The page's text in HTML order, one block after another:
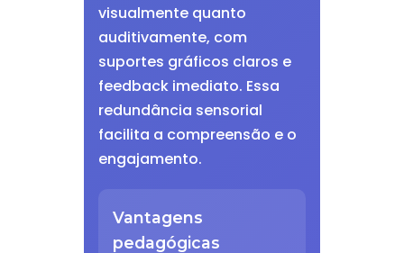
visualmente quanto
auditivamente, com
suportes gráficos claros e
feedback imediato. Essa
redundância sensorial
facilita a compreensão e o
engajamento.
Vantagens
pedagógicas